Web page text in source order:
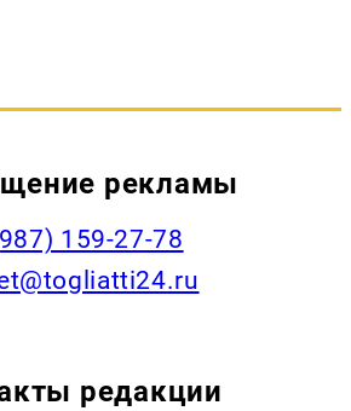
рекламы
159-27-78
редакции